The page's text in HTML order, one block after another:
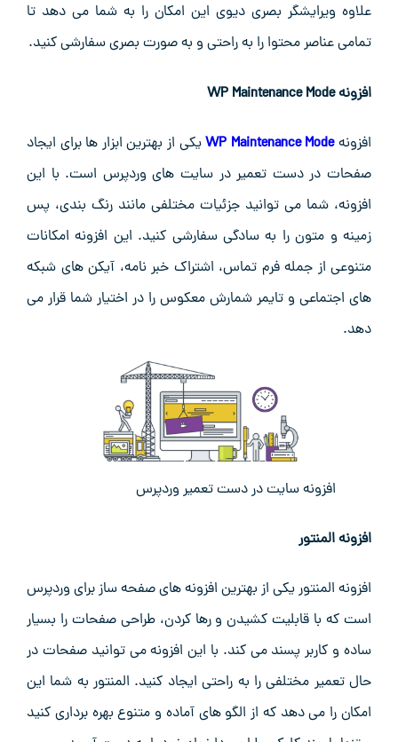
علاوه ویرایشگر بصری دیوی این امکان را به شما می ‌دهد تا
تمامی عناصر محتوا را به راحتی و به صورت بصری سفارشی کنید.
افزونه WP Maintenance Mode
افزونهWP Maintenance Mode
یکی از بهترین ابزار ها برای ایجاد
صفحات در دست تعمیر در سایت ‌های وردپرس است. با این
افزونه، شما می ‌توانید جزئیات مختلفی مانند رنگ‌ بندی، پس
‌زمینه و متون را به سادگی سفارشی کنید. این افزونه امکانات
متنوعی از جمله فرم تماس، اشتراک خبر نامه، آیکن‌ های شبکه
‌های اجتماعی و تایمر شمارش معکوس را در اختیار شما قرار می‌
دهد.
افزونه سایت در دست تعمیر وردپرس
افزونه المنتور
افزونه المنتور یکی از بهترین افزونه ‌های صفحه ‌ساز برای وردپرس
است که با قابلیت کشیدن و رها کردن، طراحی صفحات را بسیار
ساده و کاربر پسند می‌ کند. با این افزونه می ‌توانید صفحات در
حال تعمیر مختلفی را به ‌راحتی ایجاد کنید. المنتور به شما این
امکان را می‌ دهد که از الگو های آماده و متنوع بهره ‌برداری کنید